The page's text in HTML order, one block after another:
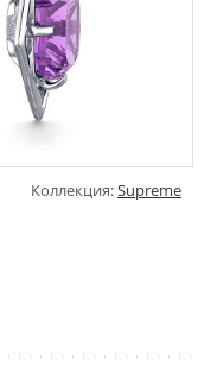
Коллекция:Supreme